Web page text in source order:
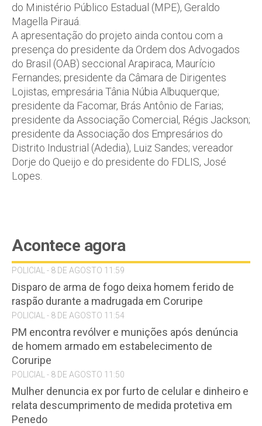
do Ministério Público Estadual (MPE), Geraldo
Magella Pirauá.
A apresentação do projeto ainda contou com a
presença do presidente da Ordem dos Advogados
do Brasil (OAB) seccional Arapiraca, Maurício
Fernandes; presidente da Câmara de Dirigentes
Lojistas, empresária Tânia Núbia Albuquerque;
presidente da Facomar, Brás Antônio de Farias;
presidente da Associação Comercial, Régis Jackson;
presidente da Associação dos Empresários do
Distrito Industrial (Adedia), Luiz Sandes; vereador
Dorje do Queijo e do presidente do FDLIS, José
Lopes.
Acontece agora
POLICIAL - 8 DE AGOSTO 11:59
Disparo de arma de fogo deixa homem ferido de
raspão durante a madrugada em Coruripe
POLICIAL - 8 DE AGOSTO 11:54
PM encontra revólver e munições após denúncia
de homem armado em estabelecimento de
Coruripe
POLICIAL - 8 DE AGOSTO 11:50
Mulher denuncia ex por furto de celular e dinheiro e
relata descumprimento de medida protetiva em
Penedo